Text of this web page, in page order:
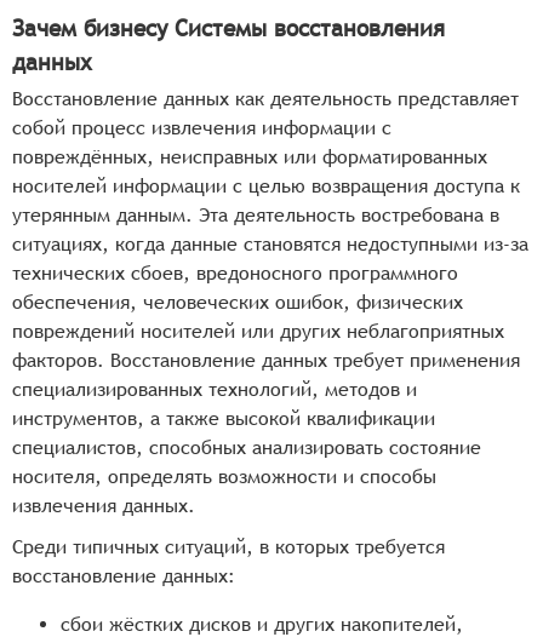
возможность реконструкции файлов из
разрозненных фрагментов,
функции для восстановления данных с RAID-
массивов и других сложных систем хранения,
учитывающие особенности их работы и структуры
данных.
Зачем бизнесу Системы восстановления
данных
Восстановление данных как деятельность представляет
собой процесс извлечения информации с
повреждённых, неисправных или форматированных
носителей информации с целью возвращения доступа к
утерянным данным. Эта деятельность востребована в
ситуациях, когда данные становятся недоступными из-за
технических сбоев, вредоносного программного
обеспечения, человеческих ошибок, физических
повреждений носителей или других неблагоприятных
факторов. Восстановление данных требует применения
специализированных технологий, методов и
инструментов, а также высокой квалификации
специалистов, способных анализировать состояние
носителя, определять возможности и способы
извлечения данных.
Среди типичных ситуаций, в которых требуется
восстановление данных:
сбои жёстких дисков и других накопителей,